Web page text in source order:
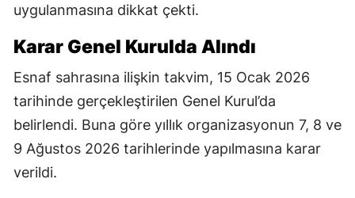
uygulanmasına dikkat çekti.
Karar Genel Kurulda Alındı
Esnaf sahrasına ilişkin takvim, 15 Ocak 2026
tarihinde gerçekleştirilen Genel Kurul’da
belirlendi. Buna göre yıllık organizasyonun 7, 8 ve
9 Ağustos 2026 tarihlerinde yapılmasına karar
verildi.